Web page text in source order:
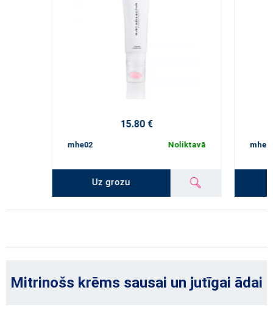
15.80 €
mhe02 Noliktavā
Uz grozu
Mitrinošs krēms sausai un jutīgai ādai